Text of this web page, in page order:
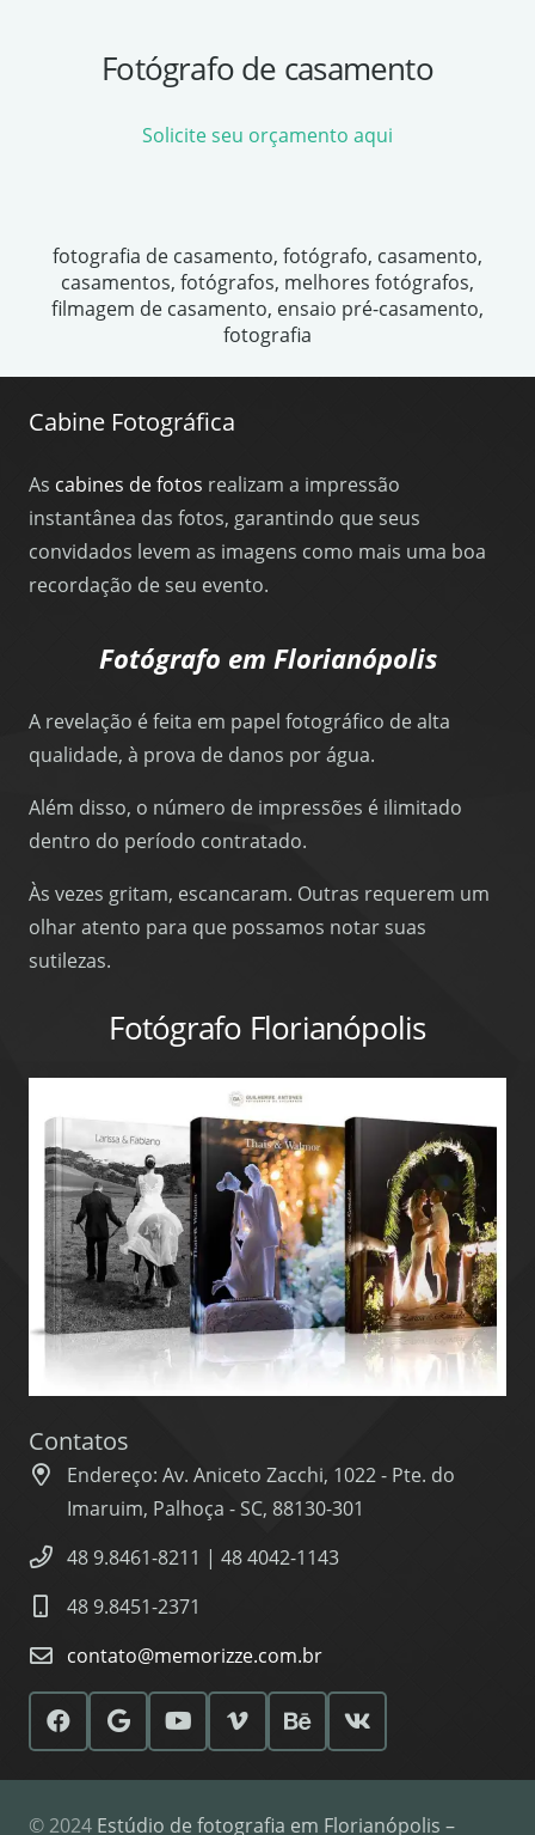
Fotógrafo de casamento
Solicite seu orçamento aqui
fotografia de casamento, fotógrafo, casamento,
casamentos, fotógrafos, melhores fotógrafos,
filmagem de casamento, ensaio pré-casamento,
fotografia
Cabine Fotográfica
As cabines de fotos realizam a impressão
instantânea das fotos, garantindo que seus
convidados levem as imagens como mais uma boa
recordação de seu evento.
Fotógrafo em Florianópolis
A revelação é feita em papel fotográfico de alta
qualidade, à prova de danos por água.
Além disso, o número de impressões é ilimitado
dentro do período contratado.
Às vezes gritam, escancaram. Outras requerem um
olhar atento para que possamos notar suas
sutilezas.
Fotógrafo Florianópolis
Contatos
Endereço: Av. Aniceto Zacchi, 1022 - Pte. do
Imaruim, Palhoça - SC, 88130-301
48 9.8461-8211 | 48 4042-1143
48 9.8451-2371
contato@memorizze.com.br
© 2024 Estúdio de fotografia em Florianópolis –